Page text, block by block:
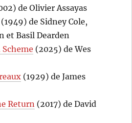
de Olivier Assayas
(1949) de Sidney Cole,
et Basil Dearden
(2025) de Wes
(1929) de James
Return (2017) de David